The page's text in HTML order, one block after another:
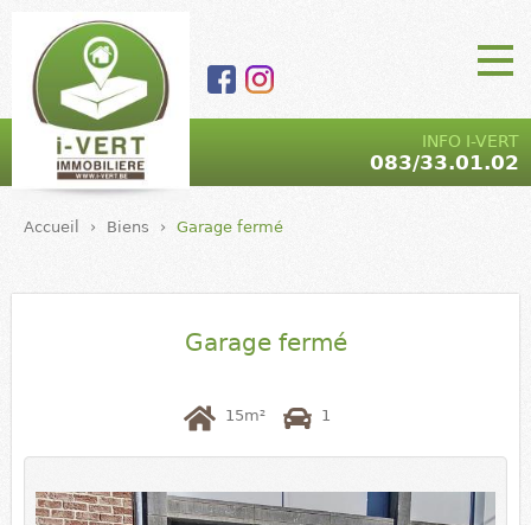
INFO I-VERT
083/33.01.02
I-VERT |
Agence
Main Menu
Accueil › Biens › Garage fermé
Garage fermé
15m² 1